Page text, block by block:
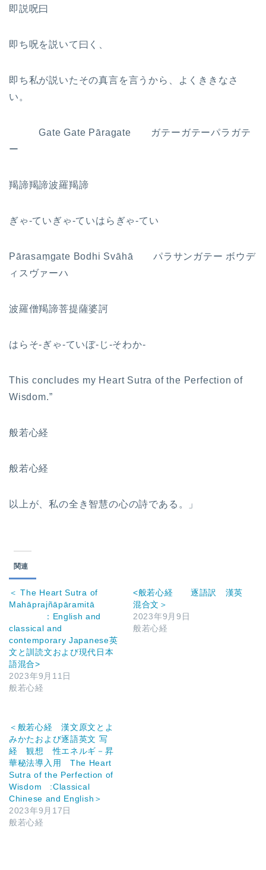
即説呪曰
即ち呪を説いて曰く、
即ち私が説いたその真言を言うから、よくききなさ
い。
Gate Gate Pāragate ガテーガテーパラガテ
ー
羯諦羯諦波羅羯諦
ぎゃ-ていぎゃ-ていはらぎゃ-てい
Pārasaṃgate Bodhi Svāhā パラサンガテー ボウデ
ィスヴァーハ
波羅僧羯諦菩提薩婆訶
はらそ-ぎゃ-ていぼ-じ-そわか-
This concludes my Heart Sutra of the Perfection of
Wisdom.”
般若心経
般若心経
以上が、私の全き智慧の心の詩である。」
関連
＜ The Heart Sutra of
Mahāprajñāpāramitā
：English and
classical and
contemporary Japanese英
文と訓読文および現代日本
語混合>
2023年9月11日
般若心経
<般若心経 逐語訳 漢英
混合文＞
2023年9月9日
般若心経
＜般若心経 漢文原文とよ
みかたおよび逐語英文 写
経 観想 性エネルギ－昇
華秘法導入用 The Heart
Sutra of the Perfection of
Wisdom :Classical
Chinese and English＞
2023年9月17日
般若心経